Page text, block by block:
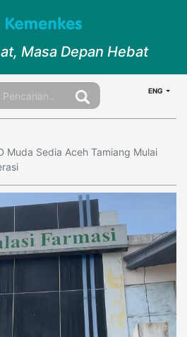
Masa Depan Hebat
ENG
Muda Sedia Aceh Tamiang Mulai